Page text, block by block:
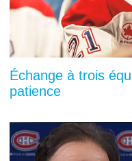
Échange à trois
patience